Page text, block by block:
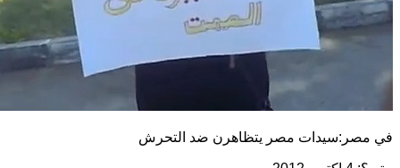
مصر يتظاهرن ضد التحرش